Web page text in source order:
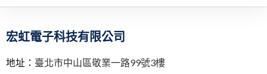
宏虹電子科技有限公司
地址： 臺北市中山區敬業一路99號3樓